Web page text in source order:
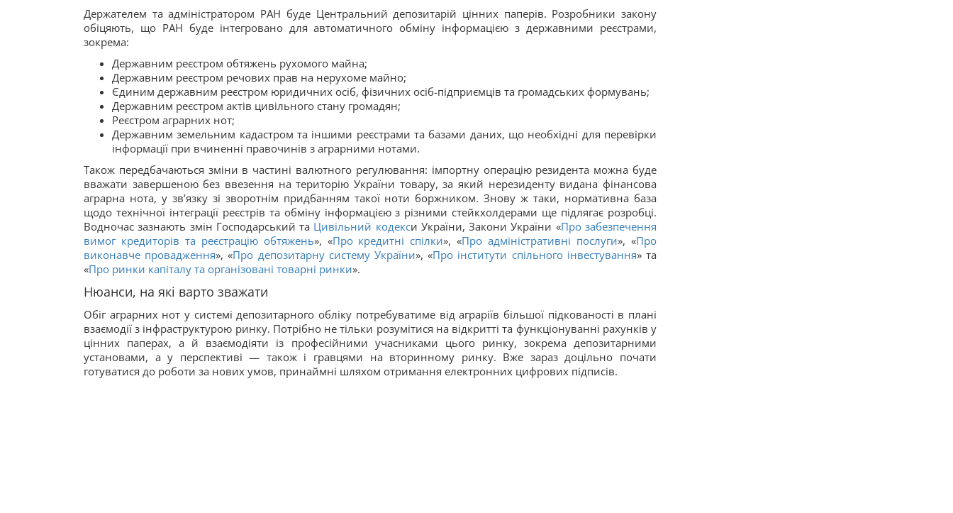
Держателем та адміністратором РАН буде Центральний депозитарій цінних паперів. Розробники закону
обіцяють, що РАН буде інтегровано для автоматичного обміну інформацією з державними реєстрами,
зокрема:
Державним реєстром обтяжень рухомого майна;
Державним реєстром речових прав на нерухоме майно;
Єдиним державним реєстром юридичних осіб, фізичних осіб-підприємців та громадських формувань;
Державним реєстром актів цивільного стану громадян;
Реєстром аграрних нот;
Державним земельним кадастром та іншими реєстрами та базами даних, що необхідні для перевірки
інформації при вчиненні правочинів з аграрними нотами.
Також передбачаються зміни в частині валютного регулювання: імпортну операцію резидента можна буде
вважати завершеною без ввезення на територію України товару, за який нерезиденту видана фінансова
аграрна нота, у зв’язку зі зворотнім придбанням такої ноти боржником. Знову ж таки, нормативна база
щодо технічної інтеграції реєстрів та обміну інформацією з різними стейкхолдерами ще підлягає розробці.
Водночас зазнають змін Господарський та Цивільний кодекси України, Закони України «Про забезпечення
вимог кредиторів та реєстрацію обтяжень», «Про кредитні спілки», «Про адміністративні послуги», «Про
виконавче провадження», «Про депозитарну систему України», «Про інститути спільного інвестування» та
«Про ринки капіталу та організовані товарні ринки».
Нюанси, на які варто зважати
Обіг аграрних нот у системі депозитарного обліку потребуватиме від аграріїв більшої підкованості в плані
взаємодії з інфраструктурою ринку. Потрібно не тільки розумітися на відкритті та функціонуванні рахунків у
цінних паперах, а й взаємодіяти із професійними учасниками цього ринку, зокрема депозитарними
установами, а у перспективі — також і гравцями на вторинному ринку. Вже зараз доцільно почати
готуватися до роботи за нових умов, принаймні шляхом отримання електронних цифрових підписів.